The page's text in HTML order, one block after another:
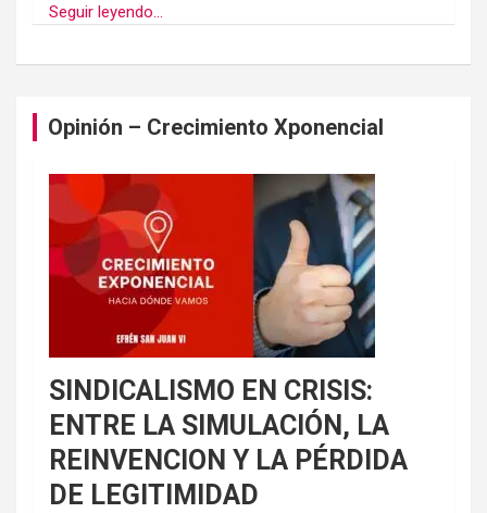
Seguir leyendo...
Opinión – Crecimiento Xponencial
SINDICALISMO EN CRISIS:
ENTRE LA SIMULACIÓN, LA
REINVENCION Y LA PÉRDIDA
DE LEGITIMIDAD